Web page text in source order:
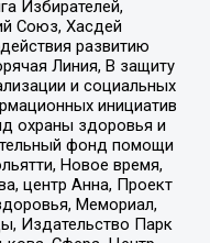
Избирателей,
Союз, Хасдей
развитию
Линия, В защиту
и социальных
инициатив
охраны здоровья и
фонд помощи
Новое время,
центр Анна, Проект
Мемориал,
Издательство Парк